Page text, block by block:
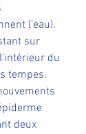
l’eau).
sur
du
tempes.
deux